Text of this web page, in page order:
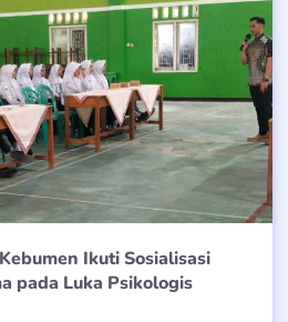
Ikuti Sosialisasi
pada Luka Psikologis